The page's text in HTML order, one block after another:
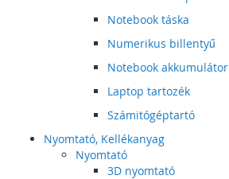
Notebook táska
Numerikus billentyű
Notebook akkumulátor
Laptop tartozék
Számitógéptartó
Nyomtató, Kellékanyag
Nyomtató
3D nyomtató